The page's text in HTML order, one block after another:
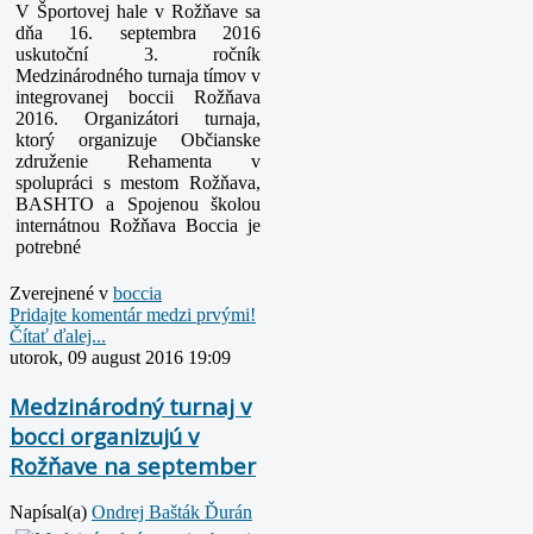
V Športovej hale v Rožňave sa
dňa 16. septembra 2016
uskutoční 3. ročník
Medzinárodného turnaja tímov v
integrovanej boccii Rožňava
2016. Organizátori turnaja,
ktorý organizuje Občianske
združenie Rehamenta v
spolupráci s mestom Rožňava,
BASHTO a Spojenou školou
internátnou Rožňava Boccia je
potrebné
Zverejnené v boccia
Pridajte komentár medzi prvými!
Čítať ďalej...
utorok, 09 august 2016 19:09
Medzinárodný turnaj v
bocci organizujú v
Rožňave na september
Napísal(a) Ondrej Bašták Ďurán